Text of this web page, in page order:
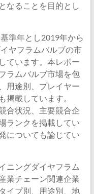
なることを目的とし
準年とし2019年から
ヤフラムバルブの市
ています。本レポー
ラムバルブ市場を包
用途別、プレイヤー
掲載しています。
合状況、主要競合企
ランクを掲載してい
についても論じてい
ニングダイヤフラム
業チェーン関連企業
イプ別、用途別、地